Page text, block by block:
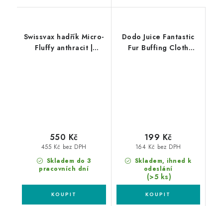
Swissvax hadřík Micro-
Fluffy anthracit |
Skladem do 3
pracovních dní
455 Kč bez DPH
550 Kč
Dodo Juice Fantastic
Fur Buffing Cloth
Skladem, ihned k
odeslání
(>5 ks)
164 Kč bez DPH
199 Kč